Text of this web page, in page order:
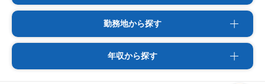
勤務地から探す
年収から探す